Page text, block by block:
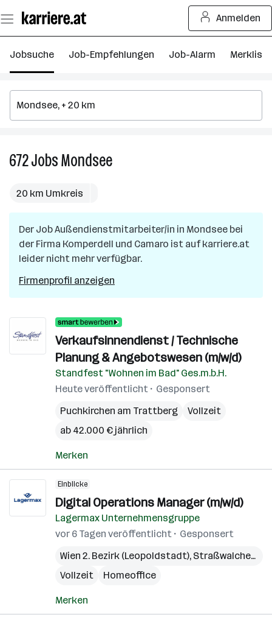
Seiteninhalt
springen
Anmelden
Jobsuche Job-Empfehlungen Job-Alarm Merkliste
672JobsMondsee672
20 km Umkreis
Der JobAußendienstmitarbeiter/in in Mondsee bei
der Firma Komperdell und Camaro ist auf karriere.at
leider nicht mehr verfügbar.
Firmenprofil anzeigen
Verkaufsinnendienst / Technische
Planung & Angebotswesen (m/w/d)
Standfest "Wohnen im Bad" Ges.m.b.H.
Heute veröffentlicht
Gesponsert
Puchkirchen am Trattberg
Vollzeit
ab 42.000 € jährlich
Merken
Einblicke
Digital Operations Manager (m/w/d)
Lagermax Unternehmensgruppe
vor 6 Tagen veröffentlicht
Gesponsert
Wien 2. Bezirk (Leopoldstadt), Straßwalchen
Vollzeit
Homeoffice
Merken